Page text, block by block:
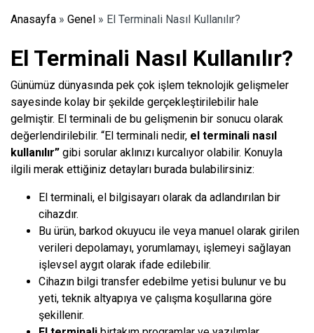
Anasayfa » Genel » El Terminali Nasıl Kullanılır?
El Terminali Nasıl Kullanılır?
Günümüz dünyasında pek çok işlem teknolojik gelişmeler
sayesinde kolay bir şekilde gerçekleştirilebilir hale
gelmiştir. El terminali de bu gelişmenin bir sonucu olarak
değerlendirilebilir. “El terminali nedir, el terminali nasıl
kullanılır” gibi sorular aklınızı kurcalıyor olabilir. Konuyla
ilgili merak ettiğiniz detayları burada bulabilirsiniz:
El terminali, el bilgisayarı olarak da adlandırılan bir
cihazdır.
Bu ürün, barkod okuyucu ile veya manuel olarak girilen
verileri depolamayı, yorumlamayı, işlemeyi sağlayan
işlevsel aygıt olarak ifade edilebilir.
Cihazın bilgi transfer edebilme yetisi bulunur ve bu
yeti, teknik altyapıya ve çalışma koşullarına göre
şekillenir.